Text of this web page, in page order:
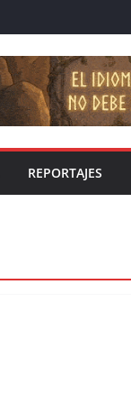
REPORTAJES